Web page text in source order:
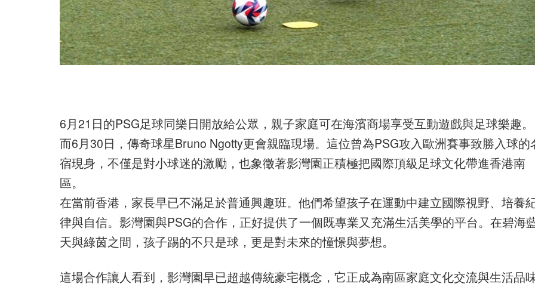
6月21日的PSG足球同樂日開放給公眾，親子家庭可在海濱商場享受互動遊戲與足球樂趣。
而6月30日，傳奇球星Bruno Ngotty更會親臨現場。這位曾為PSG攻入歐洲賽事致勝入球的
宿現身，不僅是對小球迷的激勵，也象徵著影灣園正積極把國際頂級足球文化帶進香港南
區。
在當前香港，家長早已不滿足於普通興趣班。他們希望孩子在運動中建立國際視野、培養
律與自信。影灣園與PSG的合作，正好提供了一個既專業又充滿生活美學的平台。在碧海
天與綠茵之間，孩子踢的不只是球，更是對未來的憧憬與夢想。
這場合作讓人看到，影灣園早已超越傳統豪宅概念，它正成為南區家庭文化交流與生活品